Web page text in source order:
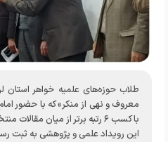
طلاب حوزه‌های علمیه خواهر استان
معروف و نهی از منکر» که با حضور
با کسب ۶ رتبه برتر از میان
این رویداد علمی و پژوهشی به ثبت